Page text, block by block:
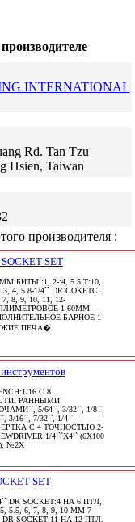
INTERNATIONAL
Rd. Tan Tzu
Hsien, Taiwan
производителя :
SET
БИТЫ::1, 2-:4, 5.5 T:10,
4, 5 8-1/4`` DR СОКЕТС:
7, 8, 9, 10, 11, 12-
1-60MM
БАРНОЕ 1
ПЕЧА�
16 С 8
5/64``, 3/32``, 1/8``,
3/16``, 7/32``, 1/4``
С 4 ТОЧНОСТЬЮ 2-
4 ``X4`` (6X100
№2X
SET
DR SOCKET:4 НА 6 ПТЛ,
5.5, 6, 7, 8, 9, 10 ММ 7-
DR SOCKET:11 НА 12 ПТЛ,